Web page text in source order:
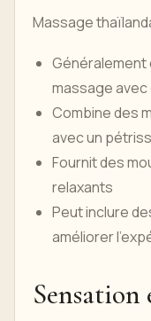
Massage
massage avec
Combine des
avec un
Fournit des
relaxants
Peut inclure
améliorer
Sensation